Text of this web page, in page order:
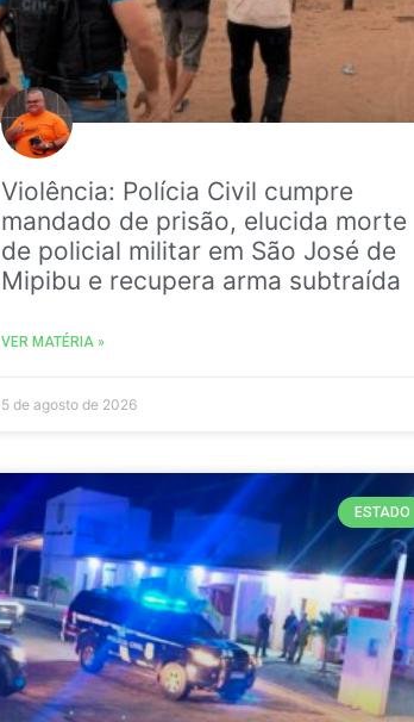
Violência: Polícia Civil cumpre
mandado de prisão, elucida morte
de policial militar em São José de
Mipibu e recupera arma subtraída
VER MATÉRIA »
5 de agosto de 2026
ESTADO